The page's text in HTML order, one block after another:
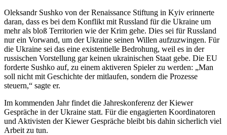
Oleksandr Sushko von der Renaissance Stiftung in Kyiv erinnerte
daran, dass es bei dem Konflikt mit Russland für die Ukraine um
mehr als bloß Territorien wie der Krim gehe. Dies sei für Russland
nur ein Vorwand, um der Ukraine seinen Willen aufzuzwingen. Für
die Ukraine sei das eine existentielle Bedrohung, weil es in der
russischen Vorstellung gar keinen ukrainischen Staat gebe. Die EU
forderte Sushko auf, zu einem aktiveren Spieler zu werden: „Man
soll nicht mit Geschichte der mitlaufen, sondern die Prozesse
steuern,“ sagte er.
Im kommenden Jahr findet die Jahreskonferenz der Kiewer
Gespräche in der Ukraine statt. Für die engagierten Koordinatoren
und Aktivisten der Kiewer Gespräche bleibt bis dahin sicherlich viel
Arbeit zu tun.